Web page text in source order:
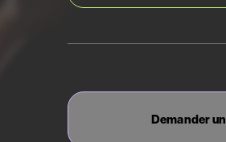
Demander